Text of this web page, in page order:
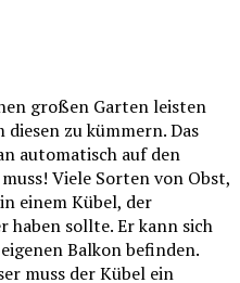
großen Garten leisten
zu kümmern. Das
automatisch auf den
Viele Sorten von Obst,
einem Kübel, der
haben sollte. Er kann sich
Balkon befinden.
muss der Kübel ein